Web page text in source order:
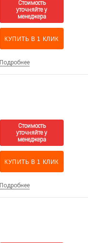
КУПИТЬ В 1 КЛИК
Подробнее
КУПИТЬ В 1 КЛИК
Подробнее